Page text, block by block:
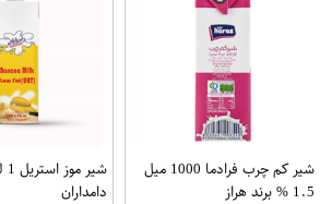
شیر کم چرب فرادما 1000 میل
1.5 % برند هراز
دامداران